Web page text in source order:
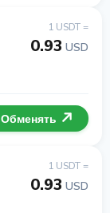
1 USDT =
0.93 USD
Обменять
1 USDT =
0.93 USD